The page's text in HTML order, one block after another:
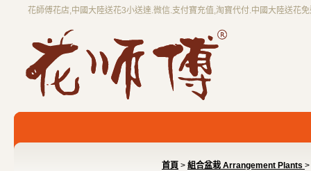
花師傅花店,中國大陸送花3小送達.微信.支付寶充值,淘寶代付.中國大陸送花
首頁 > 組合盆栽 Arrangement Plants